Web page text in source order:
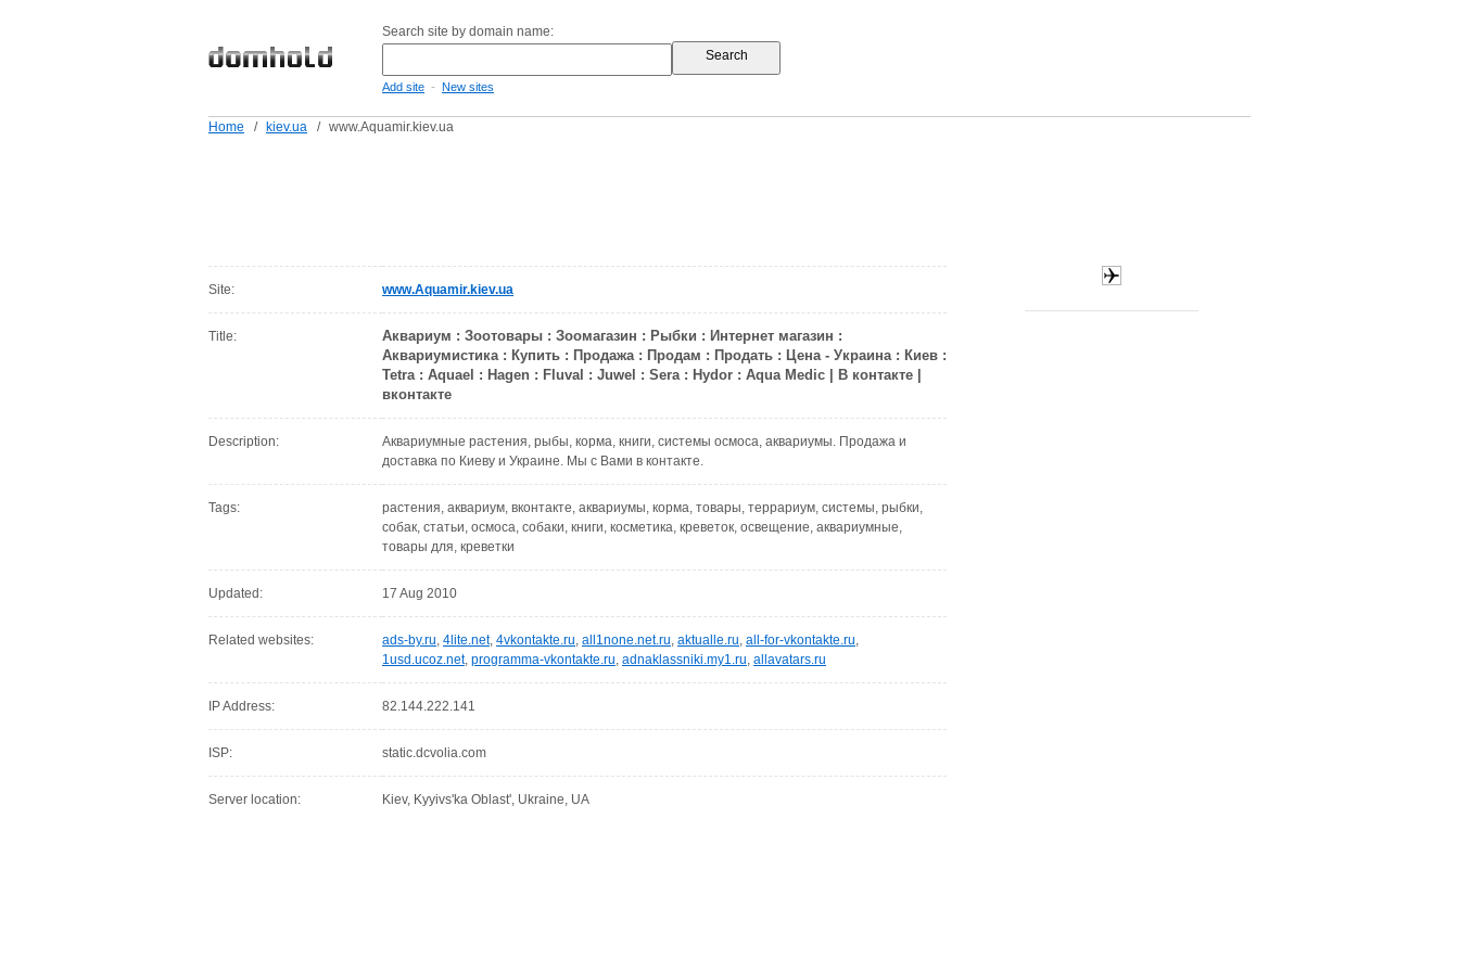
Search site by domain name:
Add site - New sites
Home / kiev.ua / www.Aquamir.kiev.ua
Site: www.Aquamir.kiev.ua
Title:
Аквариум : Зоотовары : Зоомагазин : Рыбки : Интернет магазин :
Аквариумистика : Купить : Продажа : Продам : Продать : Цена - Украина : Киев :
Tetra : Aquael : Hagen : Fluval : Juwel : Sera : Hydor : Aqua Medic | В контакте |
вконтакте
Description:
Аквариумные растения, рыбы, корма, книги, системы осмоса, аквариумы. Продажа и
доставка по Киеву и Украине. Мы с Вами в контакте.
Tags:
растения, аквариум, вконтакте, аквариумы, корма, товары, террариум, системы, рыбки,
собак, статьи, осмоса, собаки, книги, косметика, креветок, освещение, аквариумные,
товары для, креветки
Updated: 17 Aug 2010
Related websites: ads-by.ru, 4lite.net, 4vkontakte.ru, all1none.net.ru, aktualle.ru, all-for-vkontakte.ru,
1usd.ucoz.net, programma-vkontakte.ru, adnaklassniki.my1.ru, allavatars.ru
IP Address: 82.144.222.141
ISP: static.dcvolia.com
Server location: Kiev, Kyyivs'ka Oblast', Ukraine, UA